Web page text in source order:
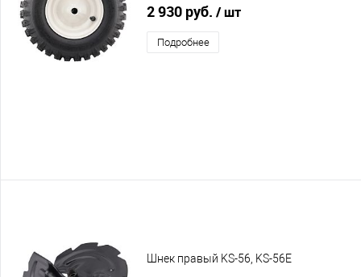
2 930 руб. / шт
Подробнее
Шнек правый KS-56, KS-56E